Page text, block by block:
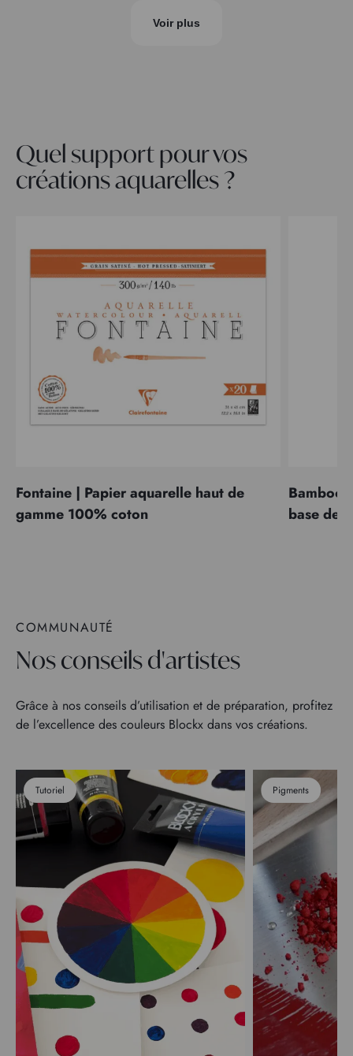
Voir plus
Quel support pour vos
créations aquarelles ?
Fontaine | Papier aquarelle haut de
gamme 100% coton
Bamboo
base de
COMMUNAUTÉ
Nos conseils d'artistes
Grâce à nos conseils d’utilisation et de préparation, profitez
de l’excellence des couleurs Blockx dans vos créations.
Tutoriel Pigments